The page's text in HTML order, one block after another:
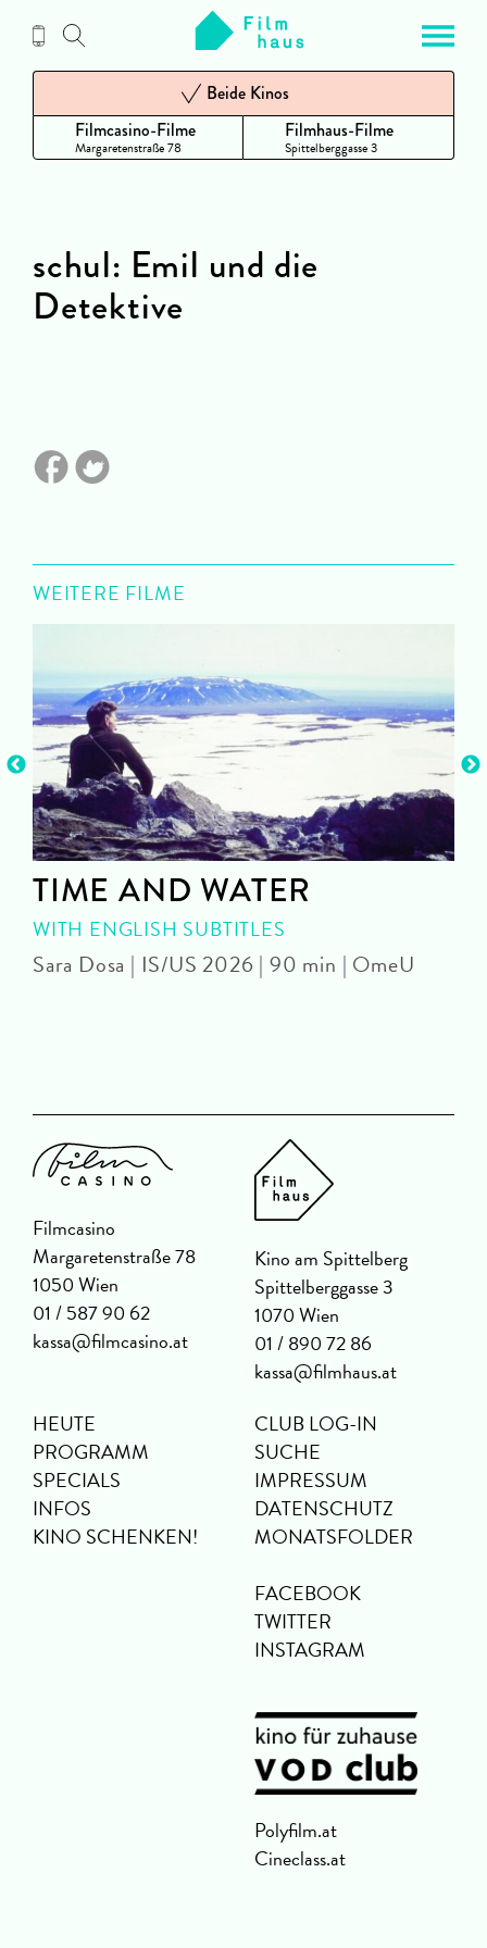
Inhalt
Filmcasino-Filme
Margaretenstraße 78
Beide Kinos
Filmhaus-Filme
Spittelberggasse 3
schul: Emil und die
Detektive
WEITERE FILME
TIME AND WATER
WITH ENGLISH SUBTITLES
Sara Dosa | IS/US 2026 | 90 min | OmeU
Filmcasino
Margaretenstraße 78
1050 Wien
01 / 587 90 62
kassa@filmcasino.at
Kino am Spittelberg
Spittelberggasse 3
1070 Wien
01 / 890 72 86
kassa@filmhaus.at
HEUTE
PROGRAMM
SPECIALS
INFOS
KINO SCHENKEN!
CLUB LOG-IN
SUCHE
IMPRESSUM
DATENSCHUTZ
MONATSFOLDER
FACEBOOK
TWITTER
INSTAGRAM
Polyfilm.at
Cineclass.at